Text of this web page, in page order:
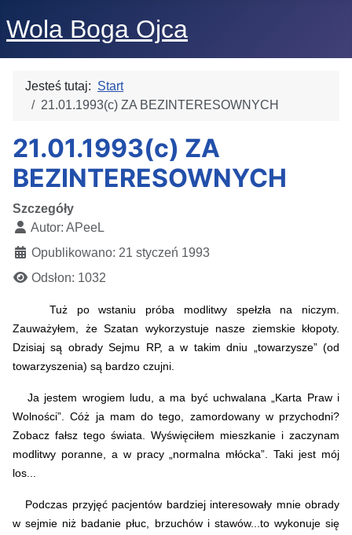
Wola Boga Ojca
Jesteś tutaj: Start
21.01.1993(c) ZA BEZINTERESOWNYCH
21.01.1993(c) ZA
BEZINTERESOWNYCH
Szczegóły
Autor: APeeL
Opublikowano: 21 styczeń 1993
Odsłon: 1032
Tuż po wstaniu próba modlitwy spełzła na niczym.
Zauważyłem, że Szatan wykorzystuje nasze ziemskie kłopoty.
Dzisiaj są obrady Sejmu RP, a w takim dniu „towarzysze” (od
towarzyszenia) są bardzo czujni.
Ja jestem wrogiem ludu, a ma być uchwalana „Karta Praw i
Wolności”. Cóż ja mam do tego, zamordowany w przychodni?
Zobacz fałsz tego świata. Wyświęciłem mieszkanie i zaczynam
modlitwy poranne, a w pracy „normalna młócka”. Taki jest mój
los...
Podczas przyjęć pacjentów bardziej interesowały mnie obrady
w sejmie niż badanie płuc, brzuchów i stawów...to wykonuje się